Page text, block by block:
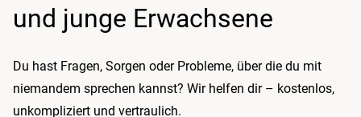
und junge Erwachsene
Du hast Fragen, Sorgen oder Probleme, über die du mit
niemandem sprechen kannst? Wir helfen dir – kostenlos,
unkompliziert und vertraulich.